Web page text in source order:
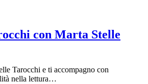
con Marta Stelle
Tarocchi e ti accompagno con
nella lettura…